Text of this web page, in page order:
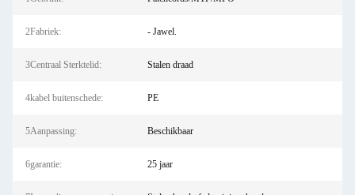
2Fabriek: - Jawel.
3Centraal Sterktelid: Stalen draad
4kabel buitenschede: PE
5Aanpassing: Beschikbaar
6garantie: 25 jaar